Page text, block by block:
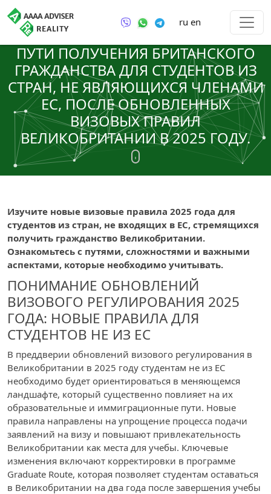
ru en
ПУТИ ПОЛУЧЕНИЯ БРИТАНСКОГО
ГРАЖДАНСТВА ДЛЯ СТУДЕНТОВ ИЗ
СТРАН, НЕ ЯВЛЯЮЩИХСЯ ЧЛЕНАМИ
ЕС, ПОСЛЕ ОБНОВЛЕННЫХ
ВИЗОВЫХ ПРАВИЛ
ВЕЛИКОБРИТАНИИ В 2025 ГОДУ.
Изучите новые визовые правила 2025 года для
студентов из стран, не входящих в ЕС, стремящихся
получить гражданство Великобритании.
Ознакомьтесь с путями, сложностями и важными
аспектами, которые необходимо учитывать.
ПОНИМАНИЕ ОБНОВЛЕНИЙ
ВИЗОВОГО РЕГУЛИРОВАНИЯ 2025
ГОДА: НОВЫЕ ПРАВИЛА ДЛЯ
СТУДЕНТОВ НЕ ИЗ ЕС
В преддверии обновлений визового регулирования в
Великобритании в 2025 году студентам не из ЕС
необходимо будет ориентироваться в меняющемся
ландшафте, который существенно повлияет на их
образовательные и иммиграционные пути. Новые
правила направлены на упрощение процесса подачи
заявлений на визу и повышают привлекательность
Великобритании как места для учебы. Ключевые
изменения включают корректировки в программе
Graduate Route, которая позволяет студентам оставаться
в Великобритании на два года после завершения учебы